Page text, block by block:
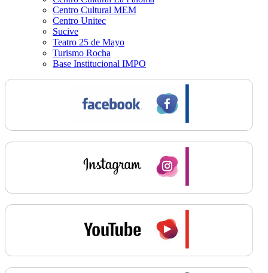
Centro Cultural MEM
Centro Unitec
Sucive
Teatro 25 de Mayo
Turismo Rocha
Base Institucional IMPO